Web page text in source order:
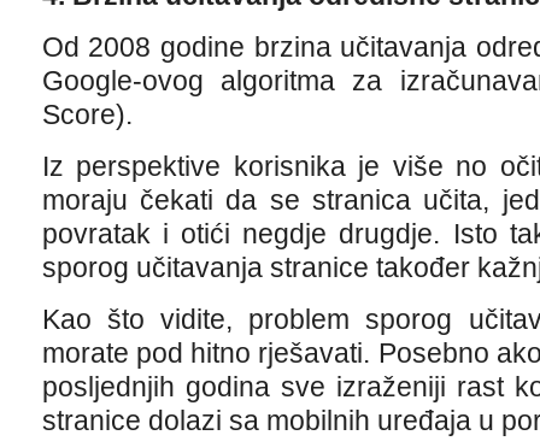
Od 2008 godine brzina učitavanja
Google-ovog algoritma za
Score).
Iz perspektive korisnika je više no
moraju čekati da se stranica učita,
povratak i otići negdje drugdje. Isto
sporog učitavanja stranice također
Kao što vidite, problem sporog
morate pod hitno rješavati. Posebno
posljednjih godina sve izraženiji rast
stranice dolazi sa mobilnih uređaja u